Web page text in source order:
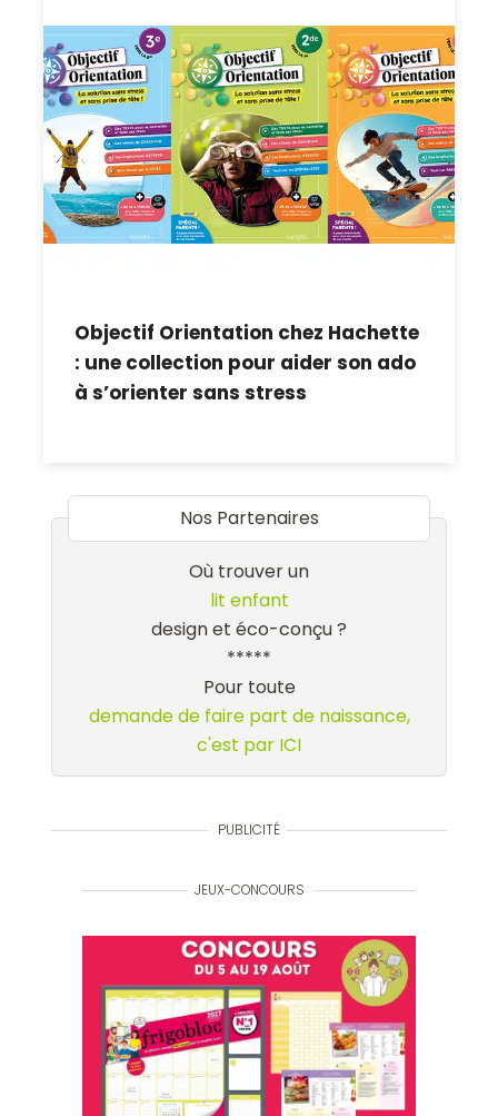
Objectif Orientation chez Hachette
: une collection pour aider son ado
à s’orienter sans stress
Nos Partenaires
Où trouver un
lit enfant
design et éco-conçu ?
*****
Pour toute
demande de faire part de naissance,
c'est par ICI
PUBLICITÉ
JEUX-CONCOURS